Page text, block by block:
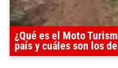
¿Qué es el Moto
país y cuáles son los